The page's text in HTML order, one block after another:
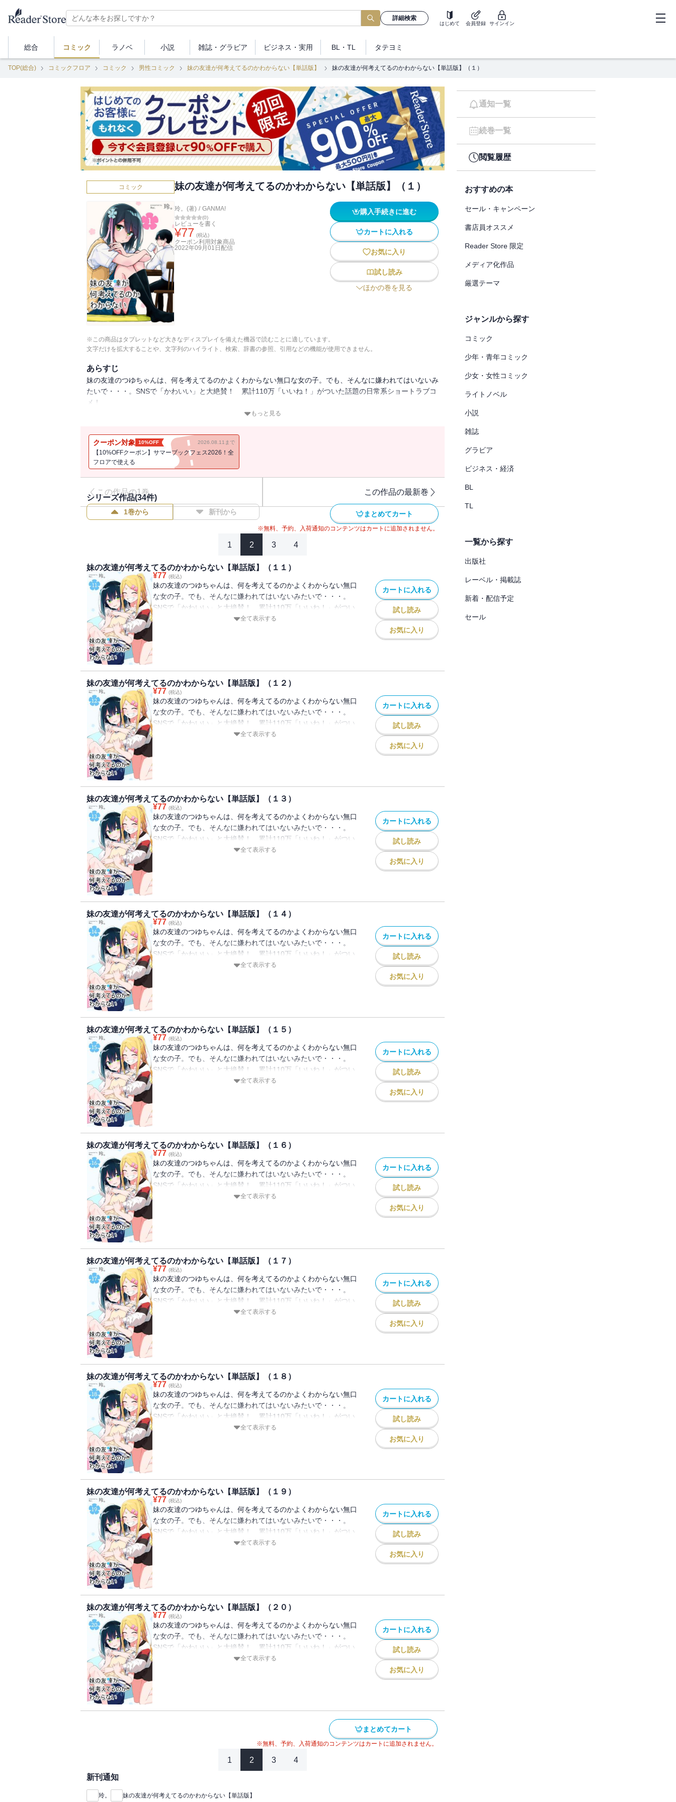
詳細検索
はじめて 会員登録 サインイン
総合 コミック ラノベ 小説 雑誌・ グラビア ビジネス ・実用 BL・TL タテヨミ
TOP(総合) コミックフロア コミック 男性コミック 妹の友達が何考えてるのかわからない【単話版】 妹の友達が何考えてるのかわからない【単話版】（１）
コミック 妹の友達が何考えてるのかわからない【単話版】（１）
玲。(著) / GANMA!
(0)
レビューを書く
¥77 (税込)
クーポン利用対象商品
2022年09月01日 配信
購入手続きに進む
カートに入れる
お気に入り
試し読み
ほかの巻を見る
※この商品はタブレットなど大きなディスプレイを備えた機器で読むことに適しています。
文字だけを拡大することや、文字列のハイライト、検索、辞書の参照、引用などの機能が使用できません。
あらすじ
妹の友達のつゆちゃんは、何を考えてるのかよくわからない無口な女の子。でも、そんなに嫌われてはいないみ
たいで・・・。SNSで「かわいい」と大絶賛！ 累計110万「いいね！」がついた話題の日常系ショートラブコ
メ！
もっと見る
クーポン対象 10%OFF 2026.08.11まで
【10%OFFクーポン】サマーブックフェス2026！全
フロアで使える
この作品の1巻 この作品の最新巻
シリーズ作品(34件)
1巻から 新刊から まとめてカート
※無料、予約、入荷通知のコンテンツはカートに追加されません。
1 2 3 4
妹の友達が何考えてるのかわからない【単話版】（１１）
¥77 (税込)
妹の友達のつゆちゃんは、何を考えてるのかよくわからない無口
な女の子。でも、そんなに嫌われてはいないみたいで・・・。
SNSで「かわいい」と大絶賛！ 累計110万「いいね！」がつい
た話題の日常系ショートラブコメ！
全て表示する
カートに入れる
試し読み
お気に入り
妹の友達が何考えてるのかわからない【単話版】（１２）
¥77 (税込)
妹の友達のつゆちゃんは、何を考えてるのかよくわからない無口
な女の子。でも、そんなに嫌われてはいないみたいで・・・。
SNSで「かわいい」と大絶賛！ 累計110万「いいね！」がつい
た話題の日常系ショートラブコメ！
全て表示する
カートに入れる
試し読み
お気に入り
妹の友達が何考えてるのかわからない【単話版】（１３）
¥77 (税込)
妹の友達のつゆちゃんは、何を考えてるのかよくわからない無口
な女の子。でも、そんなに嫌われてはいないみたいで・・・。
SNSで「かわいい」と大絶賛！ 累計110万「いいね！」がつい
た話題の日常系ショートラブコメ！
全て表示する
カートに入れる
試し読み
お気に入り
妹の友達が何考えてるのかわからない【単話版】（１４）
¥77 (税込)
妹の友達のつゆちゃんは、何を考えてるのかよくわからない無口
な女の子。でも、そんなに嫌われてはいないみたいで・・・。
SNSで「かわいい」と大絶賛！ 累計110万「いいね！」がつい
た話題の日常系ショートラブコメ！
全て表示する
カートに入れる
試し読み
お気に入り
妹の友達が何考えてるのかわからない【単話版】（１５）
¥77 (税込)
妹の友達のつゆちゃんは、何を考えてるのかよくわからない無口
な女の子。でも、そんなに嫌われてはいないみたいで・・・。
SNSで「かわいい」と大絶賛！ 累計110万「いいね！」がつい
た話題の日常系ショートラブコメ！
全て表示する
カートに入れる
試し読み
お気に入り
妹の友達が何考えてるのかわからない【単話版】（１６）
¥77 (税込)
妹の友達のつゆちゃんは、何を考えてるのかよくわからない無口
な女の子。でも、そんなに嫌われてはいないみたいで・・・。
SNSで「かわいい」と大絶賛！ 累計110万「いいね！」がつい
た話題の日常系ショートラブコメ！
全て表示する
カートに入れる
試し読み
お気に入り
妹の友達が何考えてるのかわからない【単話版】（１７）
¥77 (税込)
妹の友達のつゆちゃんは、何を考えてるのかよくわからない無口
な女の子。でも、そんなに嫌われてはいないみたいで・・・。
SNSで「かわいい」と大絶賛！ 累計110万「いいね！」がつい
た話題の日常系ショートラブコメ！
全て表示する
カートに入れる
試し読み
お気に入り
妹の友達が何考えてるのかわからない【単話版】（１８）
¥77 (税込)
妹の友達のつゆちゃんは、何を考えてるのかよくわからない無口
な女の子。でも、そんなに嫌われてはいないみたいで・・・。
SNSで「かわいい」と大絶賛！ 累計110万「いいね！」がつい
た話題の日常系ショートラブコメ！
全て表示する
カートに入れる
試し読み
お気に入り
妹の友達が何考えてるのかわからない【単話版】（１９）
¥77 (税込)
妹の友達のつゆちゃんは、何を考えてるのかよくわからない無口
な女の子。でも、そんなに嫌われてはいないみたいで・・・。
SNSで「かわいい」と大絶賛！ 累計110万「いいね！」がつい
た話題の日常系ショートラブコメ！
全て表示する
カートに入れる
試し読み
お気に入り
妹の友達が何考えてるのかわからない【単話版】（２０）
¥77 (税込)
妹の友達のつゆちゃんは、何を考えてるのかよくわからない無口
な女の子。でも、そんなに嫌われてはいないみたいで・・・。
SNSで「かわいい」と大絶賛！ 累計110万「いいね！」がつい
た話題の日常系ショートラブコメ！
全て表示する
カートに入れる
試し読み
お気に入り
まとめてカート
※無料、予約、入荷通知のコンテンツはカートに追加されません。
1 2 3 4
新刊通知
玲。 妹の友達が何考えてるのかわからない【単話版】
通知一覧
続巻一覧
閲覧履歴
おすすめの本
セール・キャンペーン
書店員オススメ
Reader Store 限定
メディア化作品
厳選テーマ
ジャンルから探す
コミック
少年・青年コミック
少女・女性コミック
ライトノベル
小説
雑誌
グラビア
ビジネス・経済
BL
TL
一覧から探す
出版社
レーベル・掲載誌
新着・配信予定
セール